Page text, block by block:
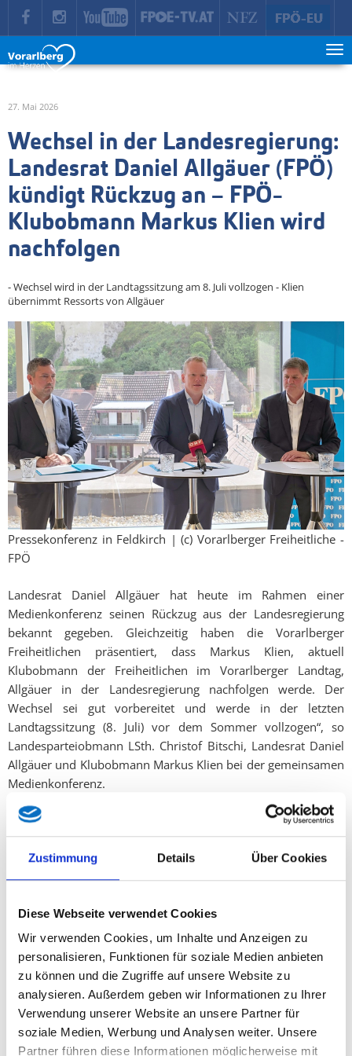
Zustimmung Details Über Cookies
Diese Webseite verwendet Cookies
Wir verwenden Cookies, um Inhalte und Anzeigen zu
personalisieren, Funktionen für soziale Medien anbieten
zu können und die Zugriffe auf unsere Website zu
analysieren. Außerdem geben wir Informationen zu Ihrer
Verwendung unserer Website an unsere Partner für
soziale Medien, Werbung und Analysen weiter. Unsere
Partner führen diese Informationen möglicherweise mit
zur Hauptnavigation springen
zum Inhalt springen
27. Mai 2026
Wechsel in der Landesregierung:
Landesrat Daniel Allgäuer (FPÖ)
kündigt Rückzug an – FPÖ-
Klubobmann Markus Klien wird
nachfolgen
- Wechsel wird in der Landtagssitzung am 8. Juli vollzogen - Klien
übernimmt Ressorts von Allgäuer
Pressekonferenz in Feldkirch | (c) Vorarlberger Freiheitliche -
FPÖ
Landesrat Daniel Allgäuer hat heute im Rahmen einer
Medienkonferenz seinen Rückzug aus der Landesregierung
bekannt gegeben. Gleichzeitig haben die Vorarlberger
Freiheitlichen präsentiert, dass Markus Klien, aktuell
Klubobmann der Freiheitlichen im Vorarlberger Landtag,
Allgäuer in der Landesregierung nachfolgen werde. Der
Wechsel sei gut vorbereitet und werde in der letzten
Landtagssitzung (8. Juli) vor dem Sommer vollzogen“, so
Landesparteiobmann LSth. Christof Bitschi, Landesrat Daniel
Allgäuer und Klubobmann Markus Klien bei der gemeinsamen
Medienkonferenz.
Landesrat Daniel Allgäuer erklärte zu seinem Rückzug: „Es ist
für mich jetzt aus mehreren Gründen der richtige Zeitpunkt
Regierungsbeteiligung der Freiheitlichen - erfüllt haben.
für jüngere Kräfte Platz zu machen.“ Allgäuer verwies auch auf
gewisse gesundheitliche Einschränkungen, die ihm in den
vergangenen Wochen und Monaten zu schaffen gemacht
haben („Mein Anspruch an mich selber ist immer, 100%
Einsatz zu bringen. Diese 100% habe ich die letzte Zeit nur
noch unter Schmerzen geschafft. Die Gesundheit geht nun